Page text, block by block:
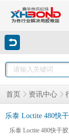
首页 资讯中心
乐泰 Loctite 480快
乐泰 Loctite 480快干